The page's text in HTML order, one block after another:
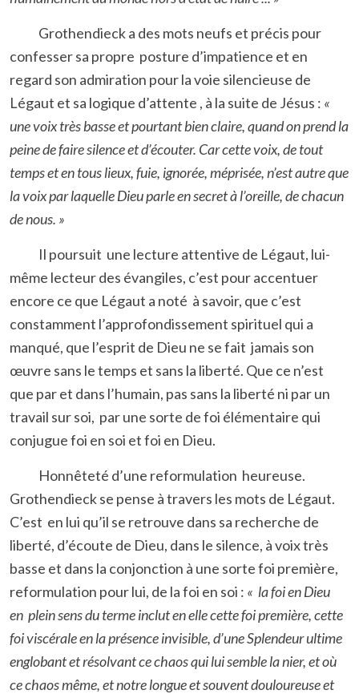
Grothendieck a des mots neufs et précis pour
confesser sa propre posture d’impatience et en
regard son admiration pour la voie silencieuse de
Légaut et sa logique d’attente , à la suite de Jésus : «
une voix très basse et pourtant bien claire, quand on prend la
peine de faire silence et d’écouter. Car cette voix, de tout
temps et en tous lieux, fuie, ignorée, méprisée, n’est autre que
la voix par laquelle Dieu parle en secret à l’oreille, de chacun
de nous. »
Il poursuit une lecture attentive de Légaut, lui-
même lecteur des évangiles, c’est pour accentuer
encore ce que Légaut a noté à savoir, que c’est
constamment l’approfondissement spirituel qui a
manqué, que l’esprit de Dieu ne se fait jamais son
œuvre sans le temps et sans la liberté. Que ce n’est
que par et dans l’humain, pas sans la liberté ni par un
travail sur soi, par une sorte de foi élémentaire qui
conjugue foi en soi et foi en Dieu.
Honnêteté d’une reformulation heureuse.
Grothendieck se pense à travers les mots de Légaut.
C’est en lui qu’il se retrouve dans sa recherche de
liberté, d’écoute de Dieu, dans le silence, à voix très
basse et dans la conjonction à une sorte foi première,
reformulation pour lui, de la foi en soi : « la foi en Dieu
en plein sens du terme inclut en elle cette foi première, cette
foi viscérale en la présence invisible, d’une Splendeur ultime
englobant et résolvant ce chaos qui lui semble la nier, et où
ce chaos même, et notre longue et souvent douloureuse et